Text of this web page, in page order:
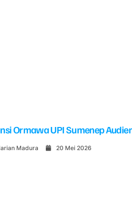
Ormawa UPI Sumenep
Madura 20 Mei 2026